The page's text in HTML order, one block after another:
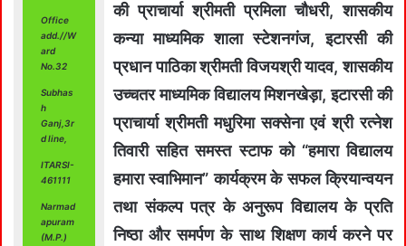
Office
add.//W
ard
No.32
Subhas
h
Ganj,3r
d line,
ITARSI-
461111
Narmad
apuram
(M.P.)
की प्राचार्या श्रीमती प्रमिला चौधरी, शासकीय
कन्या माध्यमिक शाला स्टेशनगंज, इटारसी की
प्रधान पाठिका श्रीमती विजयश्री यादव, शासकीय
उच्चतर माध्यमिक विद्यालय मिशनखेड़ा, इटारसी की
प्राचार्या श्रीमती मधुरिमा सक्सेना एवं श्री रत्नेश
तिवारी सहित समस्त स्टाफ को “हमारा विद्यालय
हमारा स्वाभिमान” कार्यक्रम के सफल क्रियान्वयन
तथा संकल्प पत्र के अनुरूप विद्यालय के प्रति
निष्ठा और समर्पण के साथ शिक्षण कार्य करने पर